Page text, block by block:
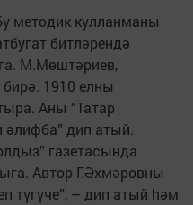
методик кулланманы
битләрендә
М.Мөштәриев,
1910 елны
Аны “Татар
әлифба” дип атый.
газетасында
Автор Г.Әхмәровны
түгүче”, – дип атый hәм